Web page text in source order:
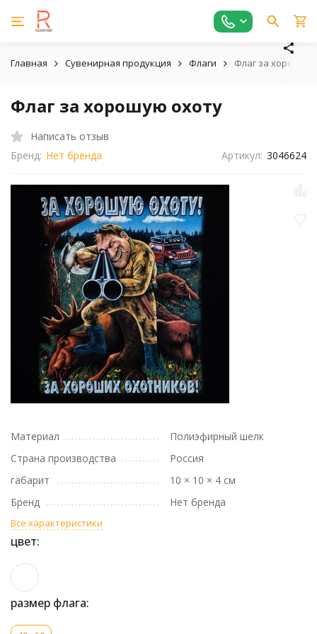
Главная Сувенирная продукция Флаги Флаг за хорошую
Флаг за хорошую охоту
Написать отзыв
Бренд: Нет бренда Артикул: 3046624
Материал
Полиэфирный шелк
Страна производства
Россия
габарит
10 × 10 × 4 см
Бренд
Нет бренда
Все характеристики
цвет:
размер флага: